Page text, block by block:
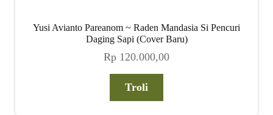
Yusi Avianto Pareanom ~ Raden Mandasia Si Pencuri
Daging Sapi (Cover Baru)
Rp 120.000,00
Troli